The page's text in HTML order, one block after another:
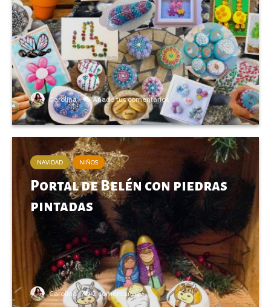
Carolina Añade tus comentarios
NAVIDAD NIÑOS
Portal de Belén con piedras
pintadas
Carolina 2 comentarios